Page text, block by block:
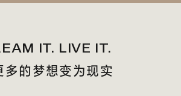
IT. LIVE IT.
多的梦想变为现实